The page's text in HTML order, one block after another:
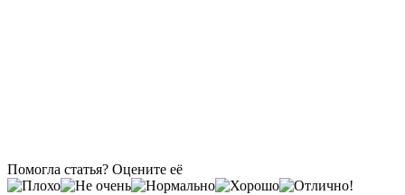
Помогла статья? Оцените её